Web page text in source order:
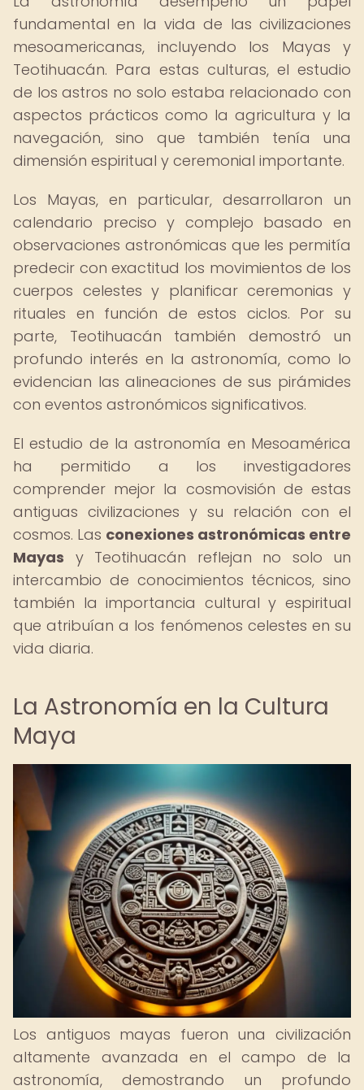
fundamental en la vida de las civilizaciones
mesoamericanas, incluyendo los Mayas y
Teotihuacán. Para estas culturas, el estudio
de los astros no solo estaba relacionado con
aspectos prácticos como la agricultura y la
navegación, sino que también tenía una
dimensión espiritual y ceremonial importante.
Los Mayas, en particular, desarrollaron un
calendario preciso y complejo basado en
observaciones astronómicas que les permitía
predecir con exactitud los movimientos de los
cuerpos celestes y planificar ceremonias y
rituales en función de estos ciclos. Por su
parte, Teotihuacán también demostró un
profundo interés en la astronomía, como lo
evidencian las alineaciones de sus pirámides
con eventos astronómicos significativos.
El estudio de la astronomía en Mesoamérica
ha permitido a los investigadores
comprender mejor la cosmovisión de estas
antiguas civilizaciones y su relación con el
cosmos. Las conexiones astronómicas entre
Mayas y Teotihuacán reflejan no solo un
intercambio de conocimientos técnicos, sino
también la importancia cultural y espiritual
que atribuían a los fenómenos celestes en su
vida diaria.
La Astronomía en la Cultura
Maya
Los antiguos mayas fueron una civilización
altamente avanzada en el campo de la
astronomía, demostrando un profundo